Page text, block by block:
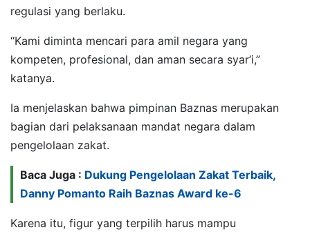
regulasi yang berlaku.
“Kami diminta mencari para amil negara yang
kompeten, profesional, dan aman secara syar’i,”
katanya.
Ia menjelaskan bahwa pimpinan Baznas merupakan
bagian dari pelaksanaan mandat negara dalam
pengelolaan zakat.
Baca Juga : Dukung Pengelolaan Zakat Terbaik,
Danny Pomanto Raih Baznas Award ke-6
Karena itu, figur yang terpilih harus mampu